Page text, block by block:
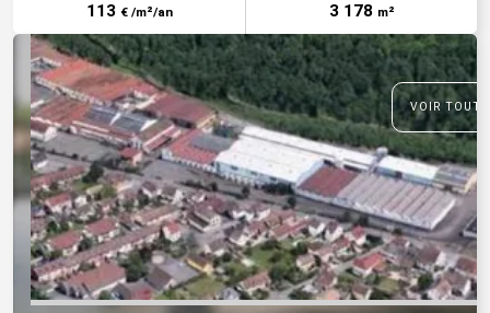
113 € /m²/an 3 178 m²
VOIR